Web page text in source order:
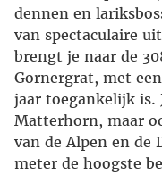
dennen en
van spectaculaire
brengt je naar de
Gornergrat, met
jaar toegankelijk is.
Matterhorn, maar
van de Alpen en de
meter de hoogste